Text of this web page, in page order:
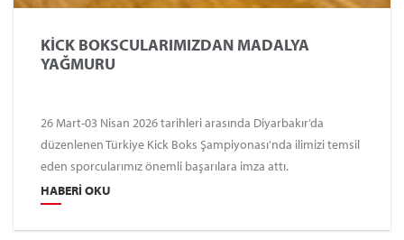
KİCK BOKSCULARIMIZDAN MADALYA
YAĞMURU
26 Mart-03 Nisan 2026 tarihleri arasında Diyarbakır’da
düzenlenen Türkiye Kick Boks Şampiyonası'nda ilimizi temsil
eden sporcularımız önemli başarılara imza attı.
HABERI OKU